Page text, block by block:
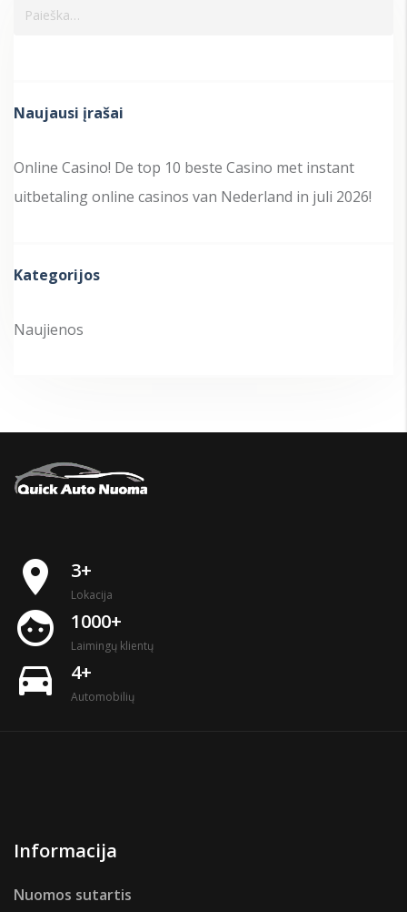
Naujausi įrašai
Online Casino! De top 10 beste Casino met instant
uitbetaling online casinos van Nederland in juli 2026!
Kategorijos
Naujienos
place 3+
Lokacija
face 1000+
Laimingų klientų
directions_car 4+
Automobilių
Informacija
Nuomos sutartis